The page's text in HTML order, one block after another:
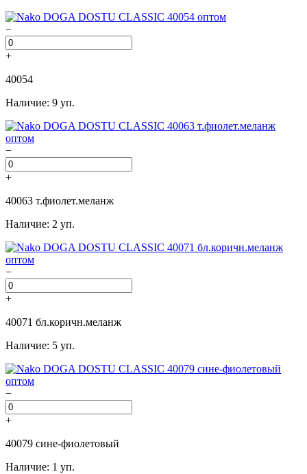
−
+
40054
Наличие: 9 уп.
−
+
40063 т.фиолет.меланж
Наличие: 2 уп.
−
+
40071 бл.коричн.меланж
Наличие: 5 уп.
−
+
40079 сине-фиолетовый
Наличие: 1 уп.